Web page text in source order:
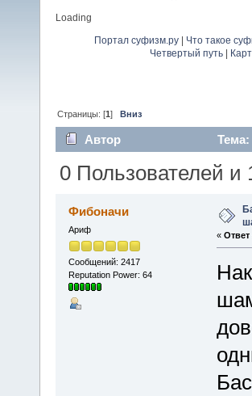
Loading
Портал суфизм.ру Что такое
Четвертый путь|
Страницы: [1] Вниз
Автор Тема:
0 Пользователей и
Фибоначи
Ариф
Сообщений: 2417
Reputation Power: 64
« Ответ